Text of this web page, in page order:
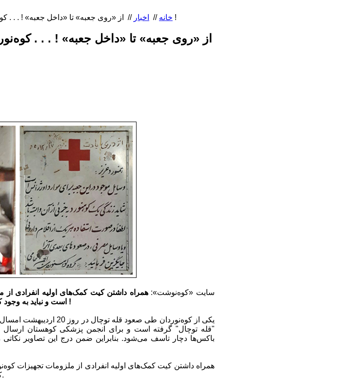
خانه // اخبار // از «روی جعبه» تا «داخل جعبه» ! . . . کوه‌نوردان خودمراقبتی کنند ، به این جعبه‌ها اعتمادی نیست !
از «روی جعبه» تا «داخل جعبه» ! . . .
سایت «کوه‌نوشت»:همراه داشتن کیت کمک‌های اولیه انفرادی از
است و نباید به وجود کیت کمک‌های اولیه موجود در جانپناه‌ها اکتفا و اعتماد کرد !
"قله توچال" گرفته است و برای انجمن پزشکی کوهستان
باکس‌ها دچار تاسف می‌شود. بنابراین ضمن درج این تصاویر نکاتی
کیت کمک‌های اولیه موجود در جانپناه‌ها اکتفا و اعتماد کرد.